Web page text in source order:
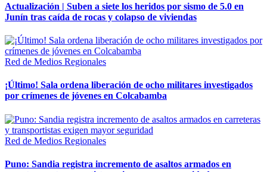
Actualización | Suben a siete los heridos por sismo de 5.0 en
Junín tras caída de rocas y colapso de viviendas
Red de Medios Regionales
¡Último! Sala ordena liberación de ocho militares investigados
por crímenes de jóvenes en Colcabamba
Red de Medios Regionales
Puno: Sandia registra incremento de asaltos armados en